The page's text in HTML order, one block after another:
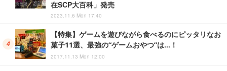
在SCP大百科」発売
2023.11.6 Mon 17:40
【特集】ゲームを遊びながら食べるのにピッタリなお
菓子11選、最強の“ゲームおやつ”は…！
2017.11.13 Mon 12:00